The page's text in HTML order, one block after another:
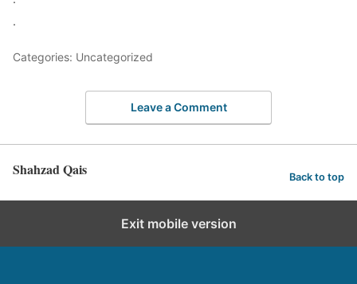
.
Categories: Uncategorized
Leave a Comment
Shahzad Qais Back to top
Exit mobile version